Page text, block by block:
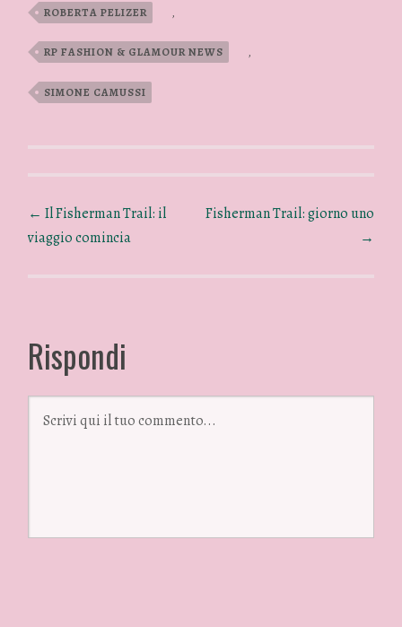
ROBERTA PELIZER ,
RP FASHION & GLAMOUR NEWS ,
SIMONE CAMUSSI
← Il Fisherman Trail: il
viaggio comincia
Fisherman Trail: giorno uno
→
Rispondi